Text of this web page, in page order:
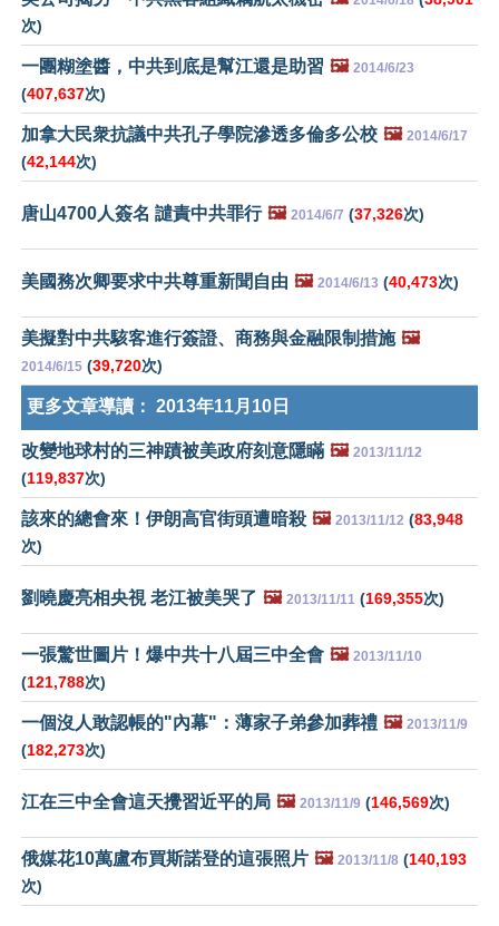
次)
一團糊塗醬，中共到底是幫江還是助習 🖼️ 2014/6/23
(407,637次)
加拿大民衆抗議中共孔子學院滲透多倫多公校 🖼️ 2014/6/17
(42,144次)
唐山4700人簽名 譴責中共罪行 🖼️ 2014/6/7 (37,326次)
美國務次卿要求中共尊重新聞自由 🖼️ 2014/6/13 (40,473次)
美擬對中共駭客進行簽證、商務與金融限制措施 🖼️
2014/6/15 (39,720次)
更多文章導讀： 2013年11月10日
改變地球村的三神蹟被美政府刻意隱瞞 🖼️ 2013/11/12
(119,837次)
該來的總會來！伊朗高官街頭遭暗殺 🖼️ 2013/11/12 (83,948
次)
劉曉慶亮相央視 老江被美哭了 🖼️ 2013/11/11 (169,355次)
一張驚世圖片！爆中共十八屆三中全會 🖼️ 2013/11/10
(121,788次)
一個沒人敢認帳的"內幕"：薄家子弟參加葬禮 🖼️ 2013/11/9
(182,273次)
江在三中全會這天攪習近平的局 🖼️ 2013/11/9 (146,569次)
俄媒花10萬盧布買斯諾登的這張照片 🖼️ 2013/11/8 (140,193
次)